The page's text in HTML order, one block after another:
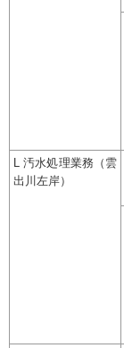
L 汚水処理業務（雲
出川左岸）